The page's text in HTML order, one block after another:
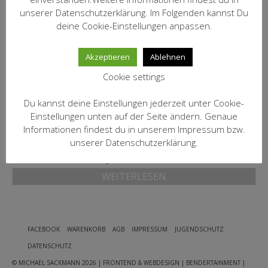
MEIN KONTO
Datenschutzbelehrung
Widerrufsbelehrung
Zahlungsarten
WEIN-ABO
ZUR PERSON
inkl. 19 % MwSt.
zzgl.Versandkosten
IN DEN WARENKORB
Künstler
15,00 €
inkl. 19 % MwSt.
WEITERLESEN
FACEBOOK WARENKORB AGB IMPRESSUM
JUGENDSCHUTZ
DATENSCHUTZ
© MICHAEL SACKMANN 2026 | FRONTEND & WEBDESIGN | BENDERTAINMENT |
unserer Datenschutzerklärung. Im Folgenden kannst Du
deine Cookie-Einstellungen anpassen.
Akzeptieren Ablehnen
Cookie settings
Du kannst deine Einstellungen jederzeit unter Cookie-
Einstellungen unten auf der Seite ändern. Genaue
Informationen findest du in unserem Impressum bzw.
unserer Datenschutzerklärung.